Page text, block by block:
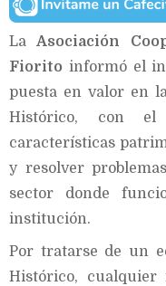
LaAsociación
Fiorito informó el
puesta en valor en
Histórico, con
características
y resolver
sector donde
institución.
Por tratarse de un
Histórico, cualquier